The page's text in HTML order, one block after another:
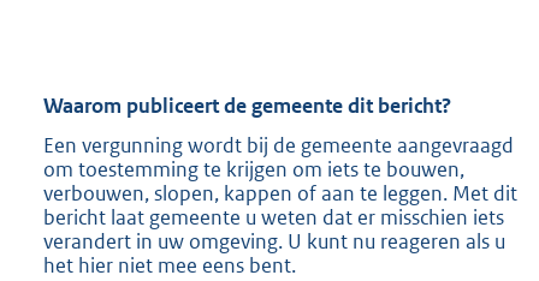
Waarom publiceert de gemeente dit bericht?
Een vergunning wordt bij de gemeente aangevraagd
om toestemming te krijgen om iets te bouwen,
verbouwen, slopen, kappen of aan te leggen. Met dit
bericht laat gemeente u weten dat er misschien iets
verandert in uw omgeving. U kunt nu reageren als u
het hier niet mee eens bent.